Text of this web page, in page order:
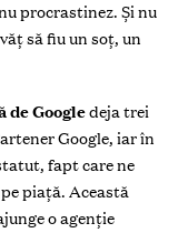
procrastinez. Și nu
să fiu un soț, un
de Googledeja trei
Google, iar în
fapt care ne
piață. Această
o agenție